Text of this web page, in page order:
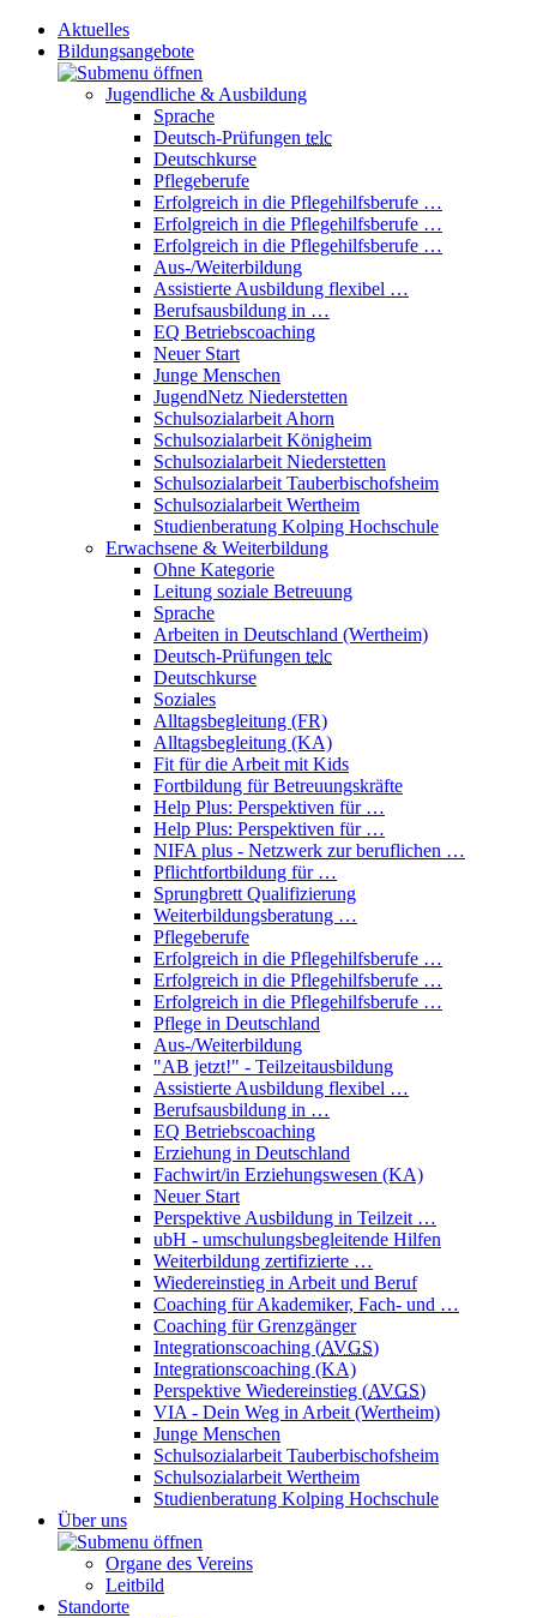
Aktuelles
Bildungsangebote
Jugendliche & Ausbildung
Sprache
Deutsch-Prüfungen telc
Deutschkurse
Pflegeberufe
Erfolgreich in die Pflegehilfsberufe …
Erfolgreich in die Pflegehilfsberufe …
Erfolgreich in die Pflegehilfsberufe …
Aus-/Weiterbildung
Assistierte Ausbildung flexibel …
Berufsausbildung in …
EQ Betriebscoaching
Neuer Start
Junge Menschen
JugendNetz Niederstetten
Schulsozialarbeit Ahorn
Schulsozialarbeit Königheim
Schulsozialarbeit Niederstetten
Schulsozialarbeit Tauberbischofsheim
Schulsozialarbeit Wertheim
Studienberatung Kolping Hochschule
Erwachsene & Weiterbildung
Ohne Kategorie
Leitung soziale Betreuung
Sprache
Arbeiten in Deutschland (Wertheim)
Deutsch-Prüfungen telc
Deutschkurse
Soziales
Alltagsbegleitung (FR)
Alltagsbegleitung (KA)
Fit für die Arbeit mit Kids
Fortbildung für Betreuungskräfte
Help Plus: Perspektiven für …
Help Plus: Perspektiven für …
NIFA plus - Netzwerk zur beruflichen …
Pflichtfortbildung für …
Sprungbrett Qualifizierung
Weiterbildungsberatung …
Pflegeberufe
Erfolgreich in die Pflegehilfsberufe …
Erfolgreich in die Pflegehilfsberufe …
Erfolgreich in die Pflegehilfsberufe …
Pflege in Deutschland
Aus-/Weiterbildung
"AB jetzt!" - Teilzeitausbildung
Assistierte Ausbildung flexibel …
Berufsausbildung in …
EQ Betriebscoaching
Erziehung in Deutschland
Fachwirt/in Erziehungswesen (KA)
Neuer Start
Perspektive Ausbildung in Teilzeit …
ubH - umschulungsbegleitende Hilfen
Weiterbildung zertifizierte …
Wiedereinstieg in Arbeit und Beruf
Coaching für Akademiker, Fach- und …
Coaching für Grenzgänger
Integrationscoaching (AVGS)
Integrationscoaching (KA)
Perspektive Wiedereinstieg (AVGS)
VIA - Dein Weg in Arbeit (Wertheim)
Junge Menschen
Schulsozialarbeit Tauberbischofsheim
Schulsozialarbeit Wertheim
Studienberatung Kolping Hochschule
Über uns
Organe des Vereins
Leitbild
Standorte